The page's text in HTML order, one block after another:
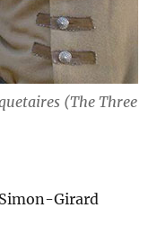
(The Three
Girard